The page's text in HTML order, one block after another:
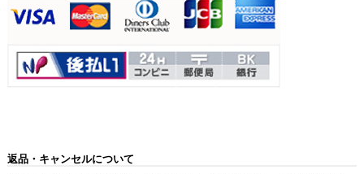
返品・キャンセルについて